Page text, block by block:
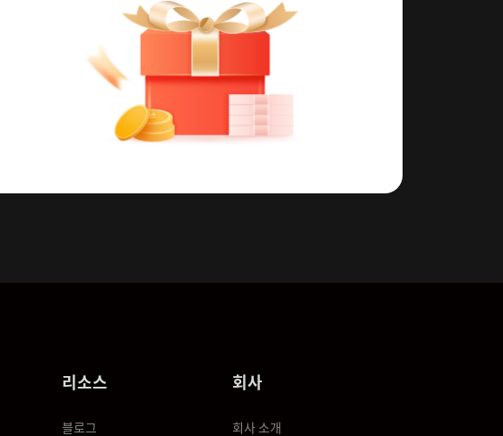
리소스
블로그
회사
회사 소개